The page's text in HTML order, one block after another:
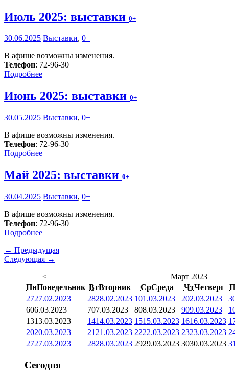
Июль 2025: выставки 0+
30.06.2025 Выставки, 0+
В афише возможны изменения.
Телефон: 72-96-30
Подробнее
Июнь 2025: выставки 0+
30.05.2025 Выставки, 0+
В афише возможны изменения.
Телефон: 72-96-30
Подробнее
Май 2025: выставки 0+
30.04.2025 Выставки, 0+
В афише возможны изменения.
Телефон: 72-96-30
Подробнее
← Предыдущая
Следующая →
<
Март 2023
ПнПонедельник ВтВторник СрСреда ЧтЧетверг
2727.02.2023 2828.02.2023 101.03.2023 202.03.2023 3
606.03.2023 707.03.2023 808.03.2023 909.03.2023
1313.03.2023 1414.03.2023 1515.03.2023 1616.03.2023
2020.03.2023 21 21.03.2023 2222.03.2023 2323.03.2023
2727.03.2023 2828.03.2023 2929.03.2023 3030.03.2023 31
Сегодня